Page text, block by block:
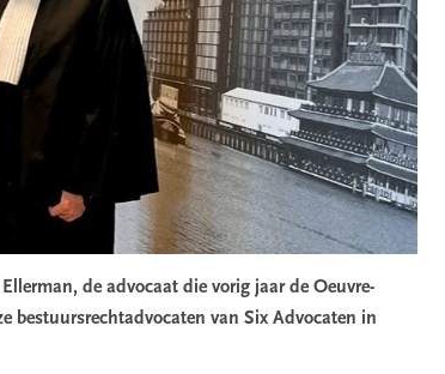
, de advocaat die vorig jaar deOeuvre-
bestuursrechtadvocaten van Six Advocaten in